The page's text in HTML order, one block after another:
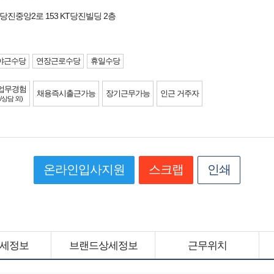
진중앙2로 153 KT당진빌딩 2층
근수당 연장근로수당 휴일수당
무경험
상담 외)
채용즉시출근가능 장기근무가능 인근 거주자
온라인입사지원 스크랩 인쇄
정보 브랜드상세정보 근무위치